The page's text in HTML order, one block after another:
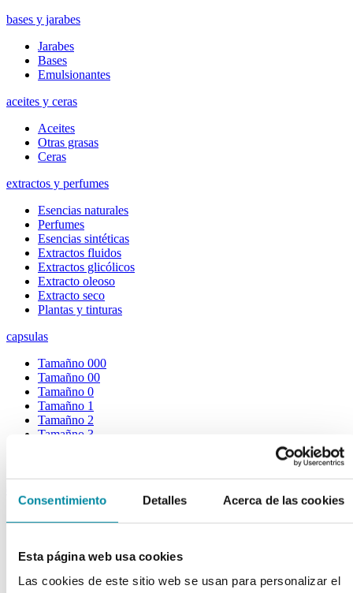
Consentimiento Detalles Acerca de las cookies
Esta página web usa cookies
Las cookies de este sitio web se usan para personalizar el
bases y jarabes
Jarabes
Bases
Emulsionantes
aceites y ceras
Aceites
Otras grasas
Ceras
extractos y perfumes
Esencias naturales
Perfumes
Esencias sintéticas
Extractos fluidos
Extractos glicólicos
Extracto oleoso
Extracto seco
Plantas y tinturas
capsulas
Tamañno 000
Tamañno 00
Tamañno 0
Tamañno 1
Tamañno 2
Tamañno 3
Gama ariless
Tarros cosmética